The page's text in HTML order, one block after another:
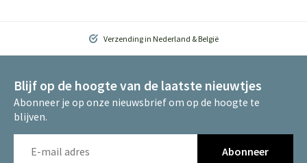
Verzending in Nederland & België
Blijf op de hoogte van de laatste nieuwtjes
Abonneer je op onze nieuwsbrief om op de hoogte te
blijven.
Abonneer